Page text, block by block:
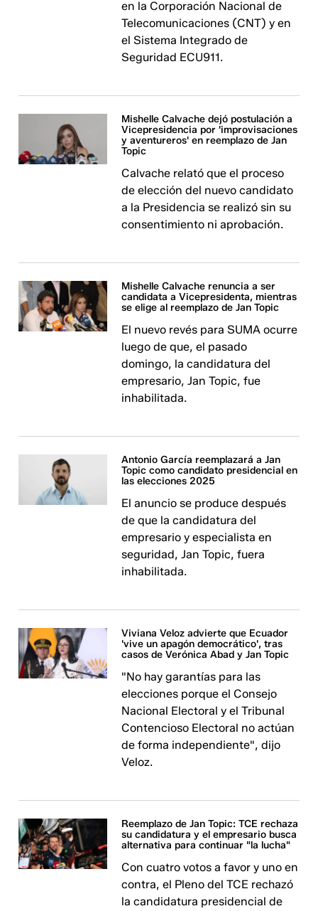
en la Corporación Nacional de
Telecomunicaciones (CNT) y en
el Sistema Integrado de
Seguridad ECU911.
Mishelle Calvache dejó postulación a
Vicepresidencia por 'improvisaciones
y aventureros' en reemplazo de Jan
Topic
Calvache relató que el proceso
de elección del nuevo candidato
a la Presidencia se realizó sin su
consentimiento ni aprobación.
Mishelle Calvache renuncia a ser
candidata a Vicepresidenta, mientras
se elige al reemplazo de Jan Topic
El nuevo revés para SUMA ocurre
luego de que, el pasado
domingo, la candidatura del
empresario, Jan Topic, fue
inhabilitada.
Antonio García reemplazará a Jan
Topic como candidato presidencial en
las elecciones 2025
El anuncio se produce después
de que la candidatura del
empresario y especialista en
seguridad, Jan Topic, fuera
inhabilitada.
Viviana Veloz advierte que Ecuador
'vive un apagón democrático', tras
casos de Verónica Abad y Jan Topic
"No hay garantías para las
elecciones porque el Consejo
Nacional Electoral y el Tribunal
Contencioso Electoral no actúan
de forma independiente", dijo
Veloz.
Reemplazo de Jan Topic: TCE rechaza
su candidatura y el empresario busca
alternativa para continuar "la lucha"
Con cuatro votos a favor y uno en
contra, el Pleno del TCE rechazó
la candidatura presidencial de